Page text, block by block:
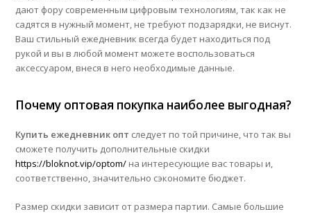
дают фору современным цифровым технологиям, так как не
садятся в нужный момент, не требуют подзарядки, не виснут.
Ваш стильный ежедневник всегда будет находиться под
рукой и вы в любой момент можете воспользоваться
аксессуаром, внеся в него необходимые данные.
Почему оптовая покупка наиболее выгодная?
Купить ежедневник опт следует по той причине, что так вы
сможете получить дополнительные скидки
https://bloknot.vip/optom/ на интересующие вас товары и,
соответственно, значительно сэкономите бюджет.
Размер скидки зависит от размера партии. Самые большие